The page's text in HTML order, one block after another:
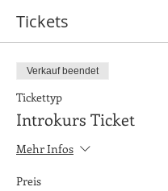
Tickets
Verkauf beendet
Tickettyp
Introkurs Ticket
Mehr Infos
Preis